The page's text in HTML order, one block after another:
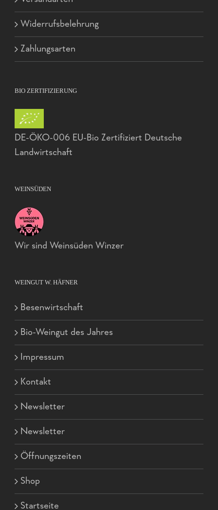
Widerrufsbelehrung
Zahlungsarten
BIO ZERTIFIZIERUNG
DE-ÖKO-006 EU-Bio Zertifiziert Deutsche
Landwirtschaft
WEINSÜDEN
Wir sind Weinsüden Winzer
WEINGUT W. HÄFNER
Besenwirtschaft
Bio-Weingut des Jahres
Impressum
Kontakt
Newsletter
Newsletter
Öffnungszeiten
Shop
Startseite